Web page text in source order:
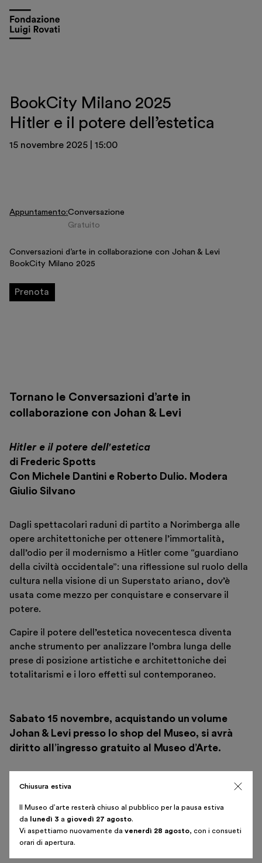
Mostre e appuntamenti
Educazione
Museo Gentile
Area riservata
Shop
Italiano English
BookCity Milano 2025
Hitler e il potere dell’estetica
15 novembre 2025 |15:00
Appuntamento Conversazione
Gratuito
Conversazioni d’arte in collaborazione con Johan & Levi
BookCity Milano 2025
Prenota
Tornano le Conversazioni d’arte in
collaborazione con Johan & Levi
Hitler e il potere dell'estetica
di Frederic Spotts
Con Michele Dantini e Roberto Dulio. Modera
Giulio Silvano
Dagli spettacolari raduni di partito a Norimberga alle
opere architettoniche per ottenere l’immortalità,
dall’odio per il modernismo a Hitler come “guardiano
della civiltà occidentale”: una riflessione sul ruolo della
cultura nella visione di un Superstato ariano, dov’è
usata come mezzo per conquistare e conservare il
potere.
Capire il potere dell’estetica novecentesca diventa
anche strumento per analizzare l’ombra lunga delle
prese di posizione artistiche e architettoniche dei
totalitarismi e i loro effetti sul contemporaneo.
Sabato 15 novembre, acquistando un volume
Johan & Levi presso lo shop del Museo, si avrà
diritto all’ingresso gratuito al Museo d’Arte.
L'incontro ègratuito
biglietto per la conferenza non include l’accesso al
Museo d’arte. Il video dell'incontro sarà pubblicato sul
canaleYouTube della Fondazione .
Chiusura estiva
Il Museo d’arte resterà chiuso al pubblico per la pausa estiva
da
lunedì 3 a giovedì 27 agosto.
Vi aspettiamo nuovamente da venerdì 28 agosto, con i consueti
orari di apertura.